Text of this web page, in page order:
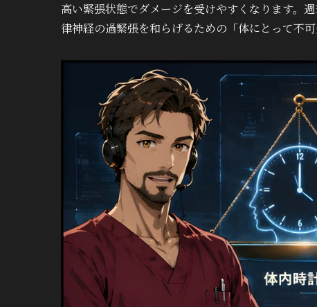
高い緊張状態でダメージを受けやすくなります。
律神経の過緊張を和らげるための「体にとって不